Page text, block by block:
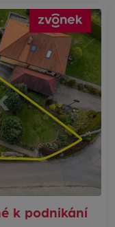
k podnikání